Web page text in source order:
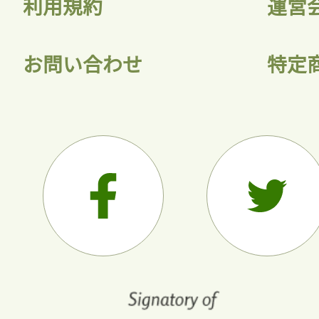
お問い合わせ 特定